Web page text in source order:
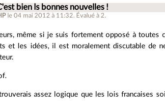
bien ls bonnes nouvelles !
le 04 mai 2012 à 11:32. Évalué à 2.
même si je suis fortement opposé à toutes
et les idées, il est moralement discutable de
assez logique que les lois francaises